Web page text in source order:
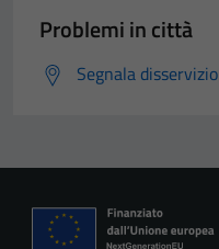
Problemi in città
Segnala disservizio